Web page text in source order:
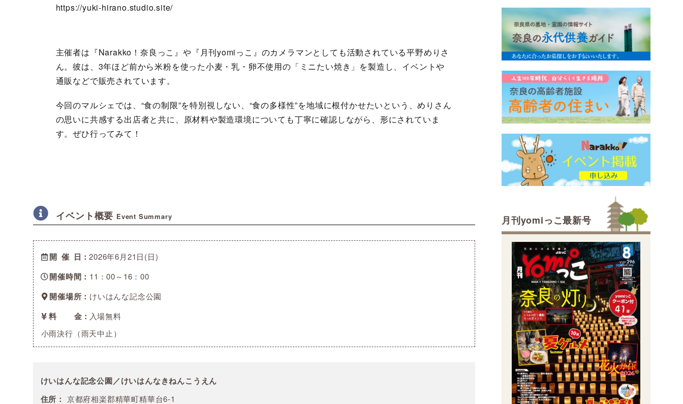
https://yuki-hirano.studio.site/
主催者は『Narakko！奈良っこ』や『月刊yomiっこ』のカメラマンとしても活動されている平野めりさ
ん。彼は、3年ほど前から米粉を使った小麦・乳・卵不使用の「ミニたい焼き」を製造し、イベントや
通販などで販売されています。
今回のマルシェでは、“食の制限”を特別視しない、“食の多様性”を地域に根付かせたいという、めりさん
の思いに共感する出店者と共に、原材料や製造環境についても丁寧に確認しながら、形にされていま
す。ぜひ行ってみて！
イベント概要 Event Summary
開催日 2026年6月21日(日)
開催時間 11：00～16：00
開催場所 けいはんな記念公園
料金入場無料
小雨決行（雨天中止）
けいはんな記念公園／けいはんなきねんこうえん
住所： 京都府相楽郡精華町精華台6-1
月刊yomiっこ最新号